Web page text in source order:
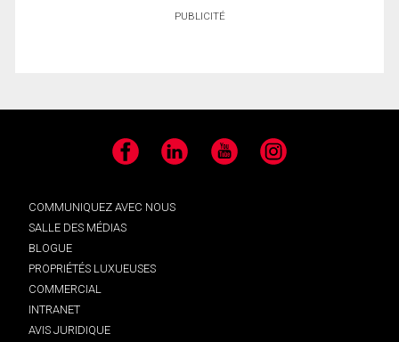
PUBLICITÉ
Facebook LinkedIn YouTube Instagram
COMMUNIQUEZ AVEC NOUS
SALLE DES MÉDIAS
BLOGUE
PROPRIÉTÉS LUXUEUSES
COMMERCIAL
INTRANET
AVIS JURIDIQUE